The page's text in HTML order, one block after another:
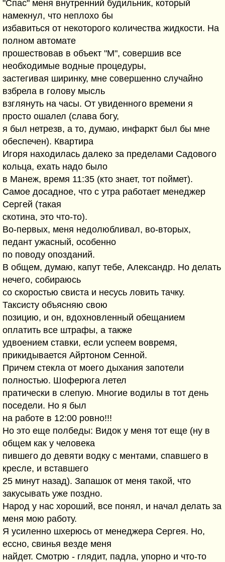
"Спас" меня внутренний будильник, который
намекнул, что неплохо бы
избавиться от некоторого количества жидкости. На
полном автомате
прошествовав в объект "М", совершив все
необходимые водные процедуры,
застегивая ширинку, мне совершенно случайно
взбрела в голову мысль
взглянуть на часы. От увиденного времени я
просто ошалел (слава богу,
я был нетрезв, а то, думаю, инфаркт был бы мне
обеспечен). Квартира
Игоря находилась далеко за пределами Садового
кольца, ехать надо было
в Манеж, время 11:35 (кто знает, тот поймет).
Самое досадное, что с утра работает менеджер
Сергей (такая
скотина, это что-то).
Во-первых, меня недолюбливал, во-вторых,
педант ужасный, особенно
по поводу опозданий.
В общем, думаю, капут тебе, Александр. Но делать
нечего, собираюсь
со скоростью свиста и несусь ловить тачку.
Таксисту объясняю свою
позицию, и он, вдохновленный обещанием
оплатить все штрафы, а также
удвоением ставки, если успеем вовремя,
прикидывается Айртоном Сенной.
Причем стекла от моего дыхания запотели
полностью. Шоферюга летел
пратически в слепую. Многие водилы в тот день
поседели. Но я был
на работе в 12:00 ровно!!!
Но это еще полбеды: Видок у меня тот еще (ну в
общем как у человека
пившего до девяти водку с ментами, спавшего в
кресле, и вставшего
25 минут назад). Запашок от меня такой, что
закусывать уже поздно.
Народ у нас хороший, все понял, и начал делать за
меня мою работу.
Я усиленно шхерюсь от менеджера Сергея. Но,
ессно, свинья везде меня
найдет. Смотрю - глядит, падла, упорно и что-то